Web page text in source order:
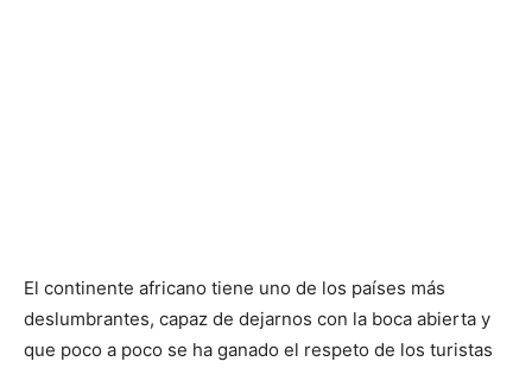
El continente africano tiene uno de los países más
deslumbrantes, capaz de dejarnos con la boca abierta y
que poco a poco se ha ganado el respeto de los turistas